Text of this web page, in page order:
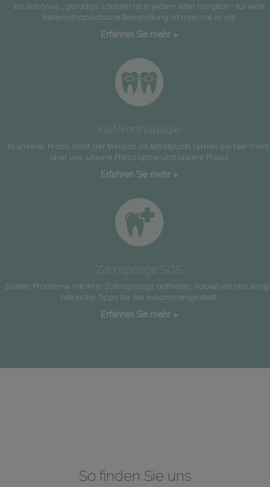
Ein schönes, „gerades“ Lächeln ist in jedem Alter möglich - für eine
kieferorthopädische Behandlung ist man nie zu alt!
Erfahren Sie mehr »
Kieferorthopädie
In unserer Praxis steht der Mensch im Mittelpunkt. Lernen Sie hier mehr
über uns, unsere Philosophie und unsere Praxis.
Erfahren Sie mehr »
Zahnspange SOS
Sollten Probleme mit Ihrer Zahnspange auftreten, haben wir hier
hilfreiche Tipps für Sie zusammengestellt.
Erfahren Sie mehr »
So finden Sie uns